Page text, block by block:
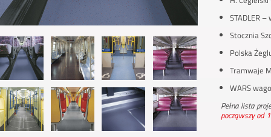
STADLER
Stocznia
Polska
Tramwaje
WARS
Pełna lista
począwszy od